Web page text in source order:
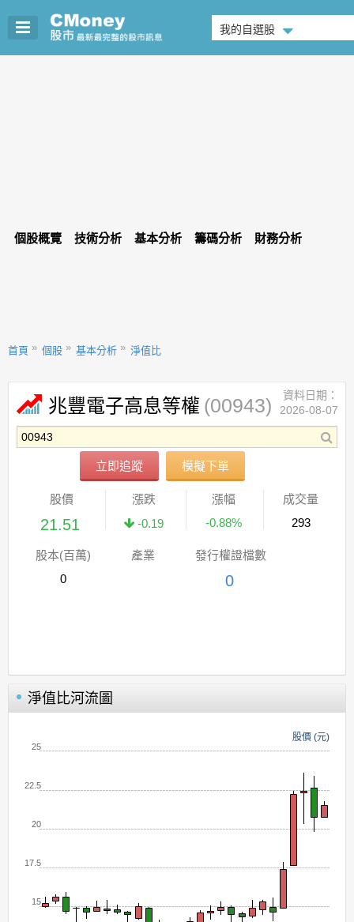
我的自選股
個股概覽 技術分析 基本分析 籌碼分析 財務分析
首頁 個股 基本分析 淨值比
兆豐電子高息等權 (00943)
立即追蹤 模擬下單
資料日期：
2026-08-07
股價
21.51
漲跌
-0.19
漲幅
-0.88%
成交量
293
股本(百萬)
0
產業 發行權證檔數
0
淨值比河流圖
股價 (元)
15
17.5
20
22.5
25